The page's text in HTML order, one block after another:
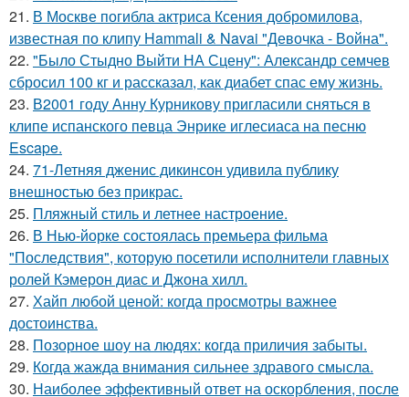
21. В Москве погибла актриса Ксения добромилова,
известная по клипу Hammali & Navai "Девочка - Война".
22. "Было Стыдно Выйти НА Сцену": Александр семчев
сбросил 100 кг и рассказал, как диабет спас ему жизнь.
23. В2001 году Анну Курникову пригласили сняться в
клипе испанского певца Энрике иглесиаса на песню
Escape.
24. 71-Летняя дженис дикинсон удивила публику
внешностью без прикрас.
25. Пляжный стиль и летнее настроение.
26. В Нью-йорке состоялась премьера фильма
"Последствия", которую посетили исполнители главных
ролей Кэмерон диас и Джона хилл.
27. Хайп любой ценой: когда просмотры важнее
достоинства.
28. Позорное шоу на людях: когда приличия забыты.
29. Когда жажда внимания сильнее здравого смысла.
30. Наиболее эффективный ответ на оскорбления, после